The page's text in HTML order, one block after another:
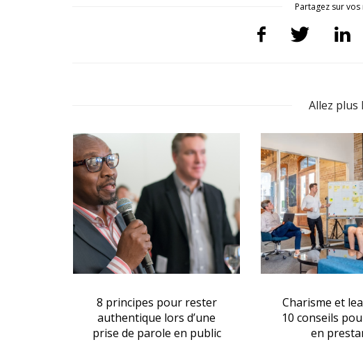
Partagez sur vos
Allez plus
8 principes pour rester
authentique lors d’une
prise de parole en public
Charisme et
10 conseils
en